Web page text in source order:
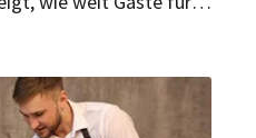
haben.